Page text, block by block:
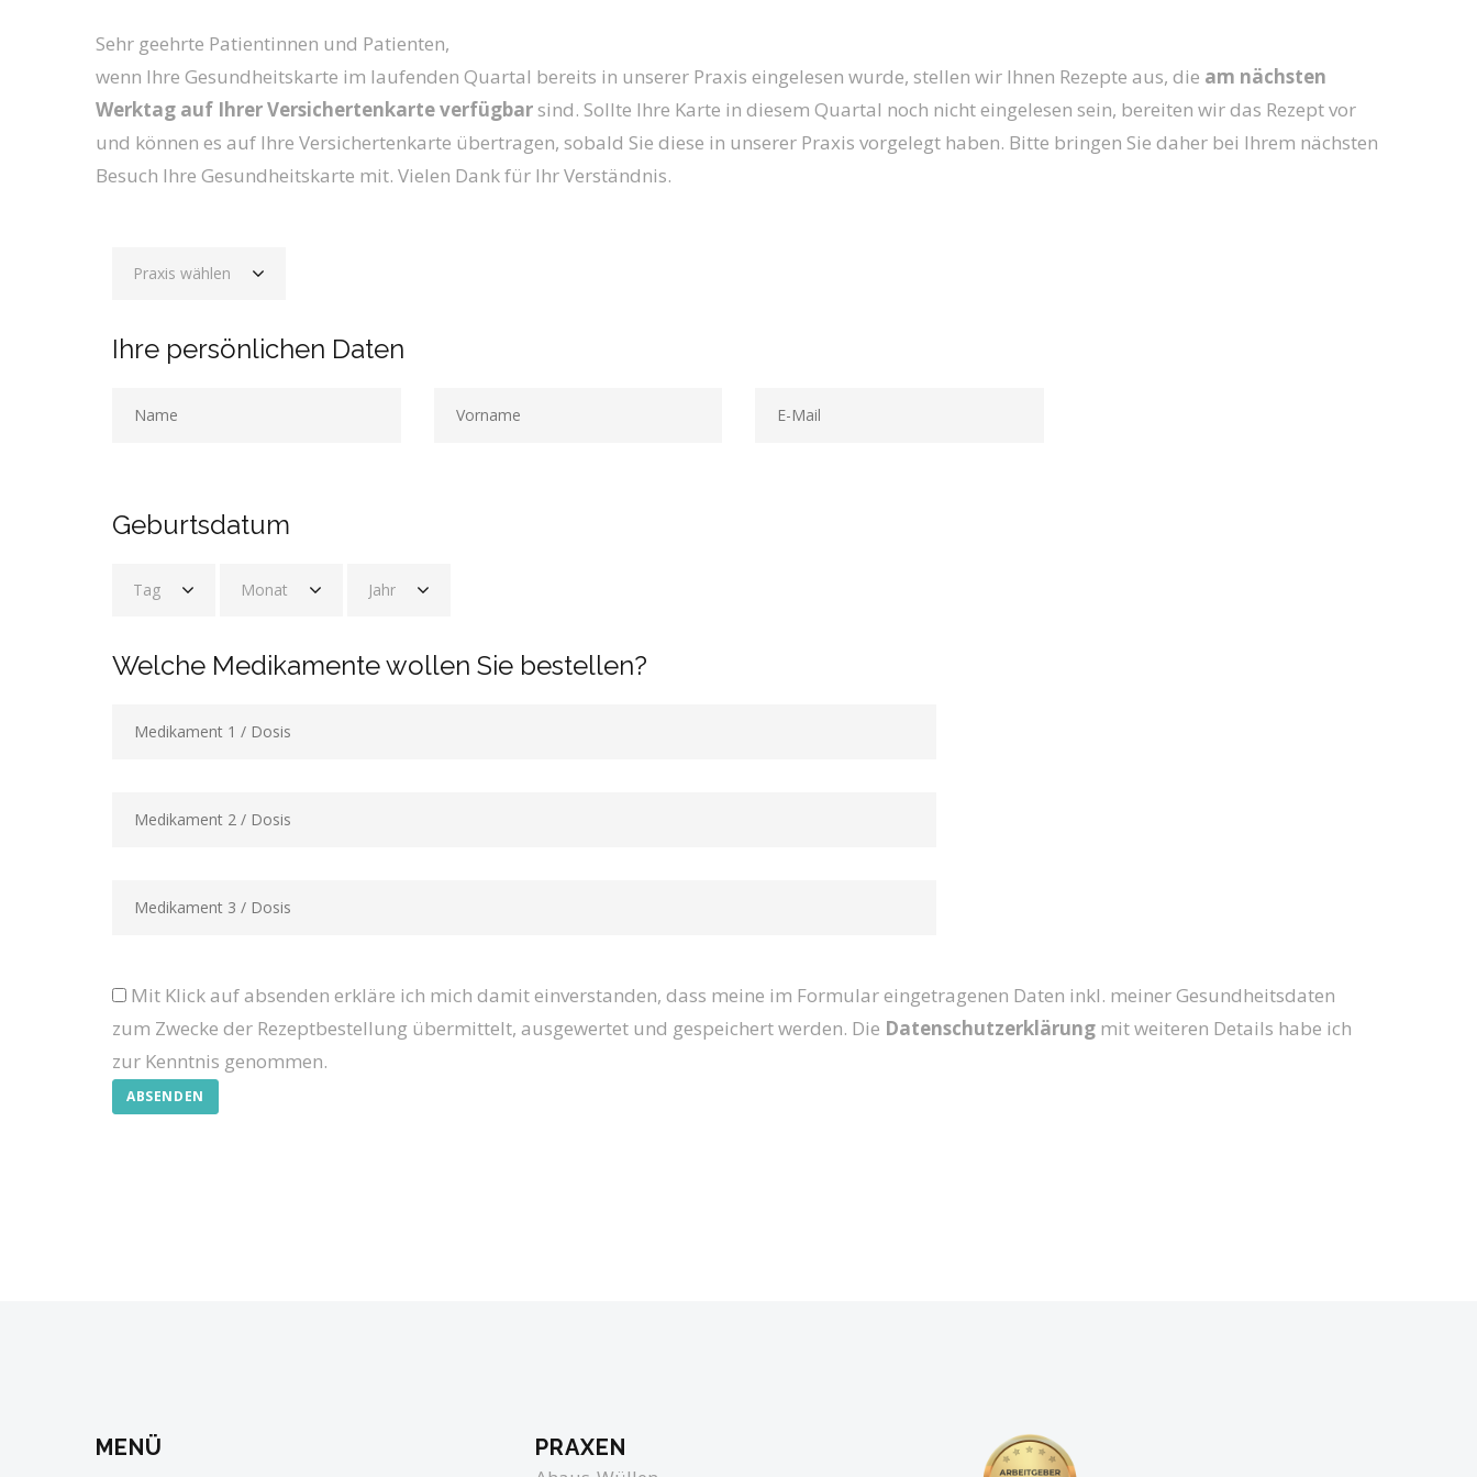
Sehr geehrte Patientinnen und Patienten,
wenn Ihre Gesundheitskarte im laufenden Quartal bereits in unserer Praxis eingelesen wurde, stellen wir Ihnen Rezepte aus, die am nächsten
Werktag auf Ihrer Versichertenkarte verfügbarsind. Sollte Ihre Karte in diesem Quartal noch nicht eingelesen sein, bereiten wir das Rezept vor
und können es auf Ihre Versichertenkarte übertragen, sobald Sie diese in unserer Praxis vorgelegt haben. Bitte bringen Sie daher bei Ihrem nächsten
Besuch Ihre Gesundheitskarte mit. Vielen Dank für Ihr Verständnis.
Praxis wählen
Ihre persönlichen Daten
Geburtsdatum
Tag Monat Jahr
Welche Medikamente wollen Sie bestellen?
Mit Klick auf absenden erkläre ich mich damit einverstanden, dass meine im Formular eingetragenen Daten inkl. meiner Gesundheitsdaten
zum Zwecke der Rezeptbestellung übermittelt, ausgewertet und gespeichert werden. Die Datenschutzerklärung mit weiteren Details habe ich
zur Kenntnis genommen.
MENÜ PRAXEN